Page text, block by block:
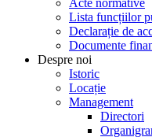
Acte normative
Lista funcțiilor
Declarație de
Documente
Despre noi
Istoric
Locație
Management
Directori